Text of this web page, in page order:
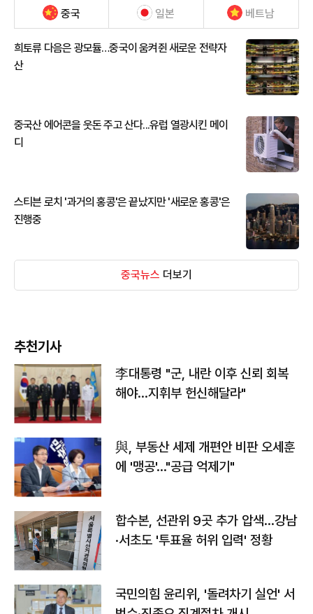
중국 일본 베트남
희토류 다음은 광모듈…중국이 움켜쥔 새로운 전략자
산
중국산 에어콘을 웃돈 주고 산다...유럽 열광시킨 메이
디
스티븐 로치 '과거의 홍콩'은 끝났지만 '새로운 홍콩'은
진행중
중국뉴스 더보기
추천기사
李대통령 "군, 내란 이후 신뢰 회복
해야…지휘부 헌신해달라"
與, 부동산 세제 개편안 비판 오세훈
에 '맹공'…"공급 억제기"
합수본, 선관위 9곳 추가 압색…강남
·서초도 '투표율 허위 입력' 정황
국민의힘 윤리위, '돌려차기 실언' 서